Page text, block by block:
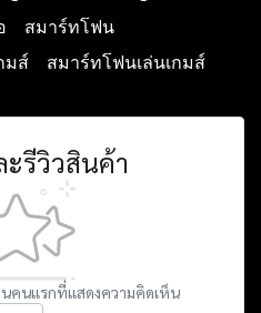
สมาร์ทโฟน
มส์
สมาร์ทโฟนเล่นเกมส์
รีวิวสินค้า
คนแรกที่แสดงความคิดเห็น